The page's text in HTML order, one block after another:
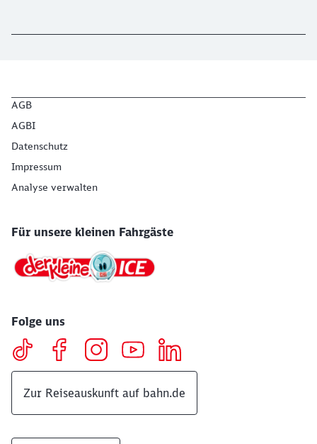
AGB
AGBI
Datenschutz
Impressum
Analyse verwalten
Für unsere kleinen Fahrgäste
Folge uns
Zur Reiseauskunft auf bahn.de